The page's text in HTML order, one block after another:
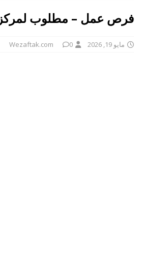
فرص عمل – مطلوب لمركز youcan
مايو 19, 2026 Wezaftak.com 0